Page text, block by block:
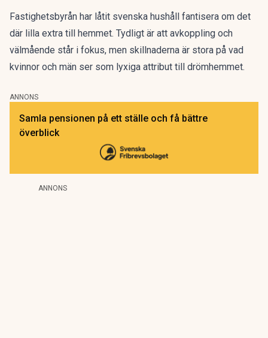
Fastighetsbyrån har låtit svenska hushåll fantisera om det
där lilla extra till hemmet. Tydligt är att avkoppling och
välmående står i fokus, men skillnaderna är stora på vad
kvinnor och män ser som lyxiga attribut till drömhemmet.
ANNONS
Samla pensionen på ett ställe och få bättre
överblick
ANNONS